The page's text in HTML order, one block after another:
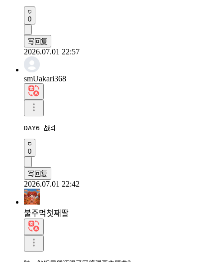
0
写回复
2026.07.01 22:57
smUakari368
DAY6 战斗
0
写回复
2026.07.01 22:42
불주먹첫째딸